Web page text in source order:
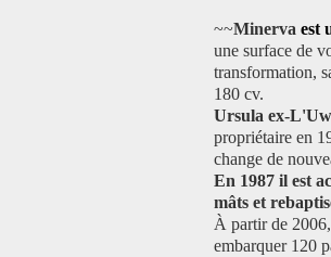
~~Minerva est
une surface de
transformation,
180 cv.
Ursula ex-
propriétaire en
change de
En 1987 il est
mâts et
À partir de
embarquer 120